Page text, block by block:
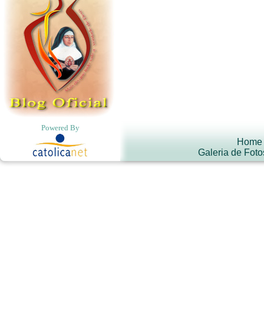
Powered By
Home
Galeria de